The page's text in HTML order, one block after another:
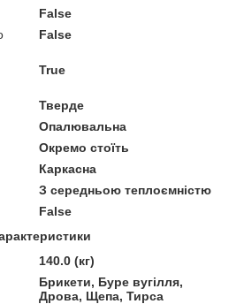
False
False
True
Тверде
Опалювальна
Окремо стоїть
Каркасна
З середньою теплоємністю
False
140.0 (кг)
Брикети, Буре вугілля,
Дрова, Щепа, Тирса